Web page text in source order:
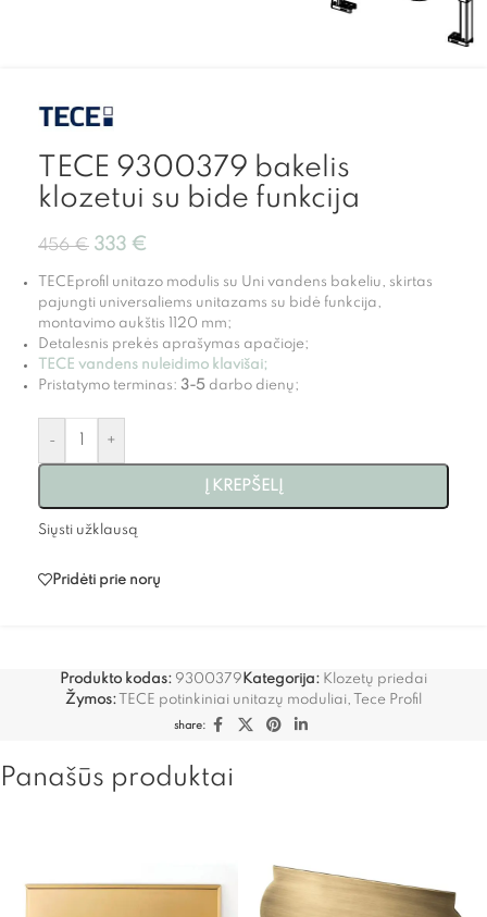
TECE 9300379 bakelis
klozetui su bide funkcija
456€ 333 €
TECEprofil unitazo modulis su Uni vandens bakeliu, skirtas
pajungti universaliems unitazams su bidė funkcija,
montavimo aukštis 1120 mm;
Detalesnis prekės aprašymas apačioje;
TECE vandens nuleidimo klavišai;
Pristatymo terminas: 3-5 darbo dienų;
- +
Į KREPŠELĮ
Siųsti užklausą
Pridėti prie norų
Produkto kodas: 9300379 Kategorija: Klozetų priedai
Žymos:
TECE potinkiniai unitazų moduliai, Tece Profil
share:
Panašūs produktai